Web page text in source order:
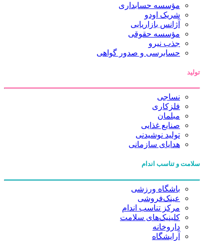
مؤسسه حسابداری
شریک اودو
آژانس بازاریابی
مؤسسه حقوقی
جذب نیرو
حسابرسی و صدور گواهی
تولید
نساجی
فلزکاری
مبلمان
صنایع غذایی
تولید نوشیدنی
هدایای سازمانی
سلامت و تناسب اندام
باشگاه ورزشی
عینک‌فروشی
مرکز تناسب اندام
کلینیک‌های سلامت
داروخانه
آرایشگاه